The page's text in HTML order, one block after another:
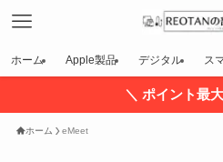
ホーム Apple製品 デジタル ス
＼ ポイント最
ホーム eMeet